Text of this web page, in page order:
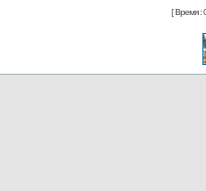
[ Время :